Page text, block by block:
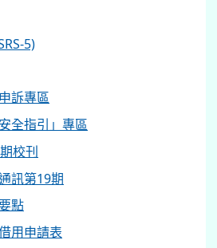
5)
訴專區
全指引」專區
校刊
訊第19期
點
用申請表